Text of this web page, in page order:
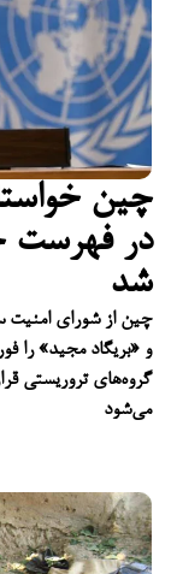
چین
در فهرست
شد
چین از شورای امنیت
گروه‌های تروریستی
می‌شود